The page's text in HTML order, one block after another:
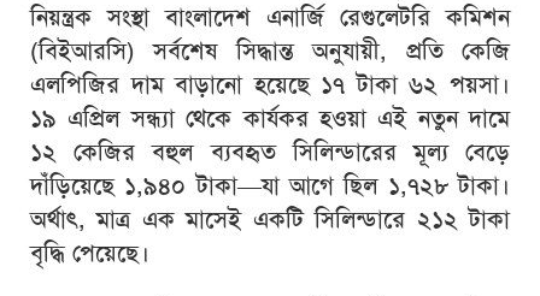
নিয়ন্ত্রক সংস্থাবাংলাদেশ এনার্জি রেগুলেটরি কমিশন
(বিইআরসি) সর্বশেষ সিদ্ধান্ত অনুযায়ী, প্রতি কেজি
এলপিজির দাম বাড়ানো হয়েছে ১৭ টাকা ৬২ পয়সা।
১৯ এপ্রিল সন্ধ্যা থেকে কার্যকর হওয়া এই নতুন দামে
১২ কেজির বহুল ব্যবহৃত সিলিন্ডারের মূল্য বেড়ে
দাঁড়িয়েছে ১,৯৪০ টাকা—যা আগে ছিল ১,৭২৮ টাকা।
অর্থাৎ, মাত্র এক মাসেই একটি সিলিন্ডারে ২১২ টাকা
বৃদ্ধি পেয়েছে।